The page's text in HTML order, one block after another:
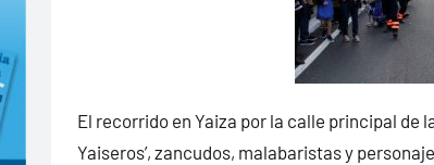
El recorrido en Yaiza por la calle principal de
Yaiseros’, zancudos, malabaristas y